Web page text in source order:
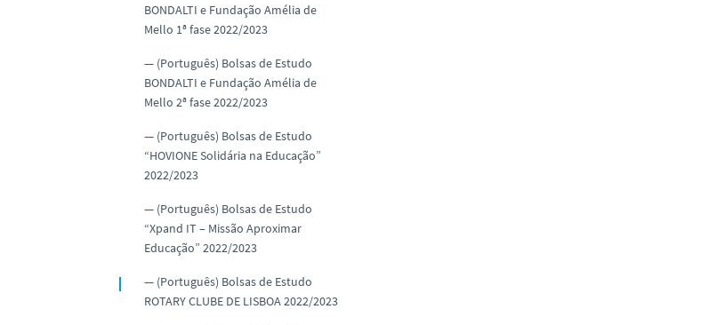
BONDALTI e Fundação Amélia de
Mello 1ª fase 2022/2023
(Português) Bolsas de Estudo
BONDALTI e Fundação Amélia de
Mello 2ª fase 2022/2023
(Português) Bolsas de Estudo
“HOVIONE Solidária na Educação”
2022/2023
(Português) Bolsas de Estudo
“Xpand IT – Missão Aproximar
Educação” 2022/2023
(Português) Bolsas de Estudo
ROTARY CLUBE DE LISBOA 2022/2023